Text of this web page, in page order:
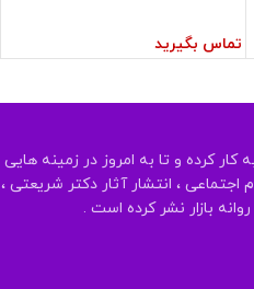
تماس بگیرید
از سال ۱۳۳۶ آغاز به کار کرده و تا به امروز در زمینه هایی
، انتشار آثار دکتر شریعتی ،